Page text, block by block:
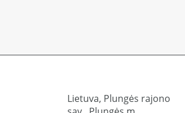
Lietuva, Plungės rajono